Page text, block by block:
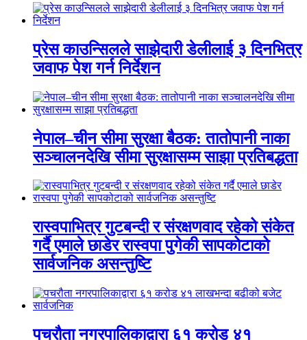
प्रेस काउन्सिलले साझेदारी डेलीलाई ३ दिनभित्र
जवाफ पेश गर्न निर्देशन
नेपाल–चीन सीमा सुरक्षा बैठक: तातोपानी नाका
सञ्चालनदेखि सीमा सुरक्षासम्म साझा प्रतिबद्धता
रास्वपाभित्र गुटबन्दी र संरक्षणवाद रहेको संकेत
गर्दै एमाले छाडेर रास्वपा पुगेकी सापकोटाको
सार्वजनिक असन्तुष्टि
पचरौता नगरपालिकाद्वारा ६१ करोड ४१